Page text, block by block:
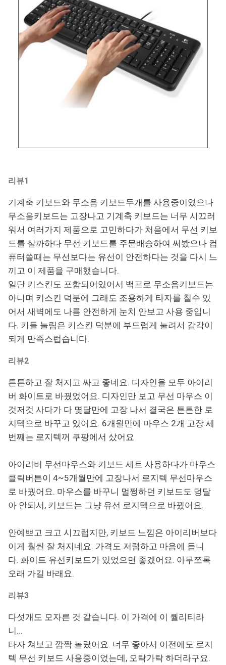
리뷰1
기계축 키보드와 무소음 키보드두개를 사용중이였으나
무소음키보드는 고장나고 기계축 키보드는 너무 시끄러
워서 여러가지 제품으로 고민하다가 처음에서 무선 키보
드를 살까하다 무선 키보드를 주문배송하여 써봤으나 컴
퓨터쓸때는 무선보다는 유선이 안전하다는 것을 다시 느
끼고 이 제품을 구매했습니다.
일단 키스킨도 포함되어있어서 백프로 무소음키보드는
아니며 키스킨 덕분에 그래도 조용하게 타자를 칠수 있
어서 새벽에도 나름 안전하게 눈치 안보고 사용 중입니
다. 키들 눌림은 키스킨 덕분에 부드럽게 눌려서 감각이
되게 만족스럽습니다.
리뷰2
튼튼하고 잘 처지고 싸고 좋네요. 디자인을 모두 아이리
버 화이트로 바꿨었어요. 디자인만 보고 무선 마우스 이
것저것 사다가 다 몇달만에 고장 나서 결국은 튼튼한 로
지텍으로 바꾸고 있어요. 6개월만에 마우스 2개 고장 세
번째는 로지텍꺼 쿠팡에서 샀어요
아이리버 무선마우스와 키보드 세트 사용하다가 마우스
클릭버튼이 4~5개월만에 고장나서 로지텍 무선마우스
로 바꿨어요. 마우스를 바꾸니 멀쩡하던 키보드도 덩달
아 안되서, 키보드는 그냥 유선 로지텍으로 바뀠어요.
안예쁘고 크고 시끄럽지만, 키보드 느낌은 아이리버보다
이게 훨씬 잘 처지네요. 가격도 저렴하고 마음에 듭니
다. 화이트 유선키보드가 있었으면 좋겠어요. 아무쪼록
오래 가길 바래요.
리뷰3
다섯개도 모자른 것 같습니다. 이 가격에 이 퀄리티라
니...
타자 쳐보고 깜짝 놀랐어요. 너무 좋아서 이전에도 로지
텍 무선 키보드 사용중이었는데, 오락가락 하더라구요.